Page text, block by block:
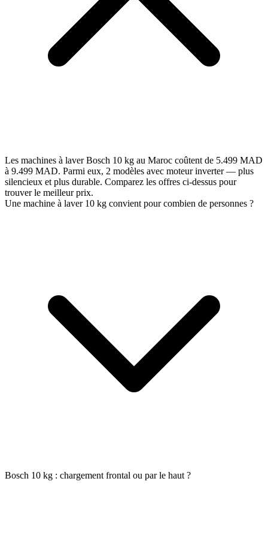
Les machines à laver Bosch 10 kg au Maroc coûtent de 5.499 MAD
à 9.499 MAD. Parmi eux, 2 modèles avec moteur inverter — plus
silencieux et plus durable. Comparez les offres ci-dessus pour
trouver le meilleur prix.
Une machine à laver 10 kg convient pour combien de personnes ?
Bosch 10 kg : chargement frontal ou par le haut ?